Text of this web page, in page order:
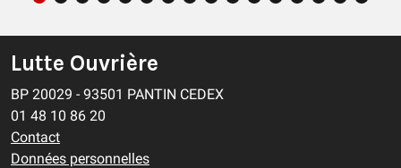
Lutte Ouvrière
BP 20029 - 93501 PANTIN CEDEX
01 48 10 86 20
Contact
Données personnelles